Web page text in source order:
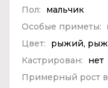
Пол:
мальчик
Особые приметы:
Цвет:
рыжий,
Кастрирован:
нет
Примерный рост в